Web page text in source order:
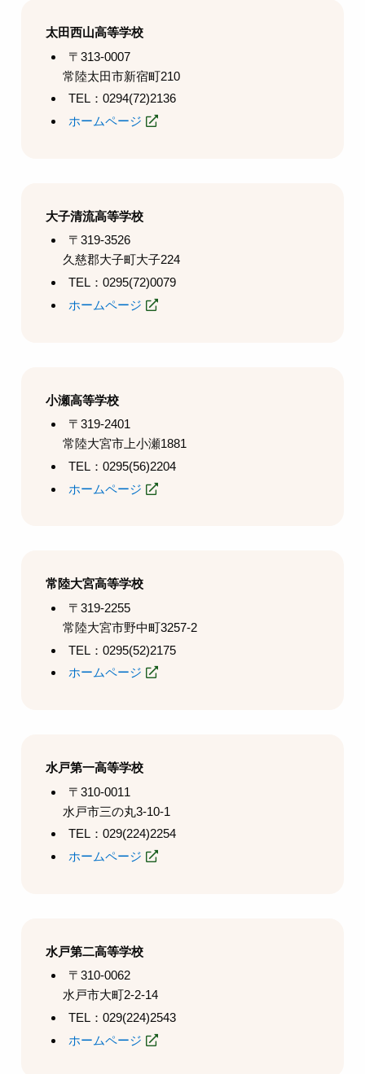
太田西山高等学校
〒313-0007
常陸太田市新宿町210
TEL：0294(72)2136
ホームページ
大子清流高等学校
〒319-3526
久慈郡大子町大子224
TEL：0295(72)0079
ホームページ
小瀬高等学校
〒319-2401
常陸大宮市上小瀬1881
TEL：0295(56)2204
ホームページ
常陸大宮高等学校
〒319-2255
常陸大宮市野中町3257-2
TEL：0295(52)2175
ホームページ
水戸第一高等学校
〒310-0011
水戸市三の丸3-10-1
TEL：029(224)2254
ホームページ
水戸第二高等学校
〒310-0062
水戸市大町2-2-14
TEL：029(224)2543
ホームページ